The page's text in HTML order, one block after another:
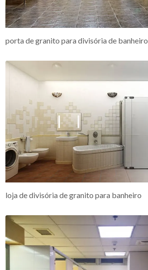
porta de granito para divisória de banheiro
loja de divisória de granito para banheiro